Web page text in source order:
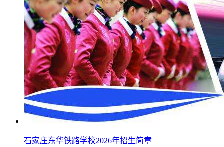
石家庄东华铁路学校2026年招生简章